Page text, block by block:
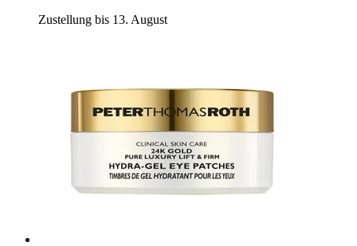
Zustellung bis 13. August